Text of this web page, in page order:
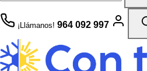
¡Llámanos! 964 092 997